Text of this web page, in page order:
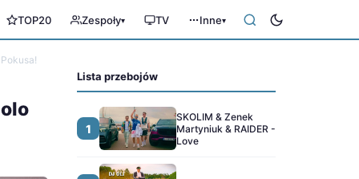
TOP20 Zespoły▾ TV Inne▾
Lista przebojów
1
SKOLIM & Zenek
Martyniuk & RAIDER -
Love